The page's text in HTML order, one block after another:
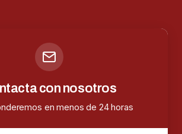
con nosotros
en menos de 24 horas